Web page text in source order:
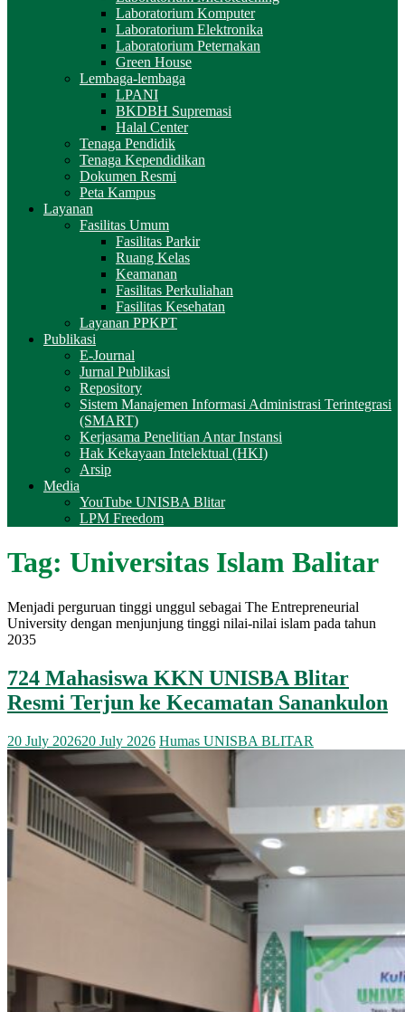
Laboratorium Komputer
Laboratorium Elektronika
Laboratorium Peternakan
Green House
Lembaga-lembaga
LPANI
BKDBH Supremasi
Halal Center
Tenaga Pendidik
Tenaga Kependidikan
Dokumen Resmi
Peta Kampus
Layanan
Fasilitas Umum
Fasilitas Parkir
Ruang Kelas
Keamanan
Fasilitas Perkuliahan
Fasilitas Kesehatan
Layanan PPKPT
Publikasi
E-Journal
Jurnal Publikasi
Repository
Sistem Manajemen Informasi Administrasi Terintegrasi
(SMART)
Kerjasama Penelitian Antar Instansi
Hak Kekayaan Intelektual (HKI)
Arsip
Media
YouTube UNISBA Blitar
LPM Freedom
Tag: Universitas Islam Balitar
Menjadi perguruan tinggi unggul sebagai The Entrepreneurial
University dengan menjunjung tinggi nilai-nilai islam pada tahun
2035
724 Mahasiswa KKN UNISBA Blitar
Resmi Terjun ke Kecamatan Sanankulon
20 July 202620 July 2026 Humas UNISBA BLITAR